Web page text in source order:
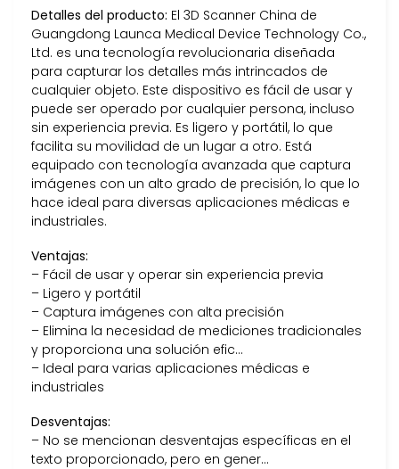
Detalles del producto: El 3D Scanner China de
Guangdong Launca Medical Device Technology Co.,
Ltd. es una tecnología revolucionaria diseñada
para capturar los detalles más intrincados de
cualquier objeto. Este dispositivo es fácil de usar y
puede ser operado por cualquier persona, incluso
sin experiencia previa. Es ligero y portátil, lo que
facilita su movilidad de un lugar a otro. Está
equipado con tecnología avanzada que captura
imágenes con un alto grado de precisión, lo que lo
hace ideal para diversas aplicaciones médicas e
industriales.
Ventajas:
– Fácil de usar y operar sin experiencia previa
– Ligero y portátil
– Captura imágenes con alta precisión
– Elimina la necesidad de mediciones tradicionales
y proporciona una solución efic…
– Ideal para varias aplicaciones médicas e
industriales
Desventajas:
– No se mencionan desventajas específicas en el
texto proporcionado, pero en gener…